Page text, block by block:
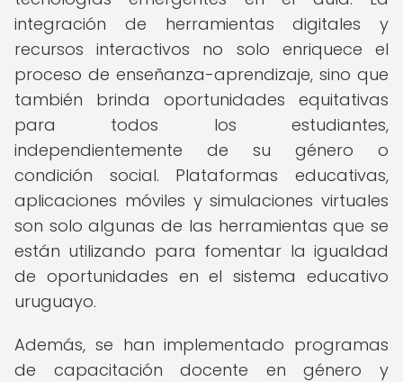
integración de herramientas digitales y
recursos interactivos no solo enriquece el
proceso de enseñanza-aprendizaje, sino que
también brinda oportunidades equitativas
para todos los estudiantes,
independientemente de su género o
condición social. Plataformas educativas,
aplicaciones móviles y simulaciones virtuales
son solo algunas de las herramientas que se
están utilizando para fomentar la igualdad
de oportunidades en el sistema educativo
uruguayo.
Además, se han implementado programas
de capacitación docente en género y